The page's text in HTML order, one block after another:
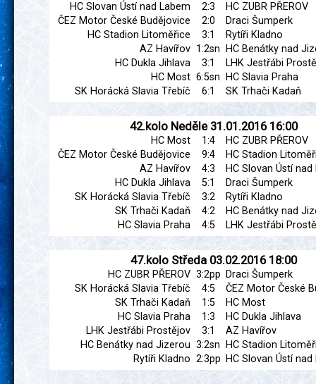
HC Slovan Ústí nad Labem 2:3
HC ZUBR PŘEROV
ČEZ Motor České Budějovice
2:0
Draci Šumperk
HC Stadion Litoměřice
3:1
Rytíři Kladno
AZ Havířov 1:2sn
HC Benátky nad
HC Dukla Jihlava
3:1
LHK Jestřábi
HC Most 6:5sn
HC Slavia Praha
SK Horácká Slavia Třebíč
6:1 SK Trhači Kadaň
42.kolo Neděle 31.01.2016 16:00
HC Most 1:4
HC ZUBR PŘEROV
ČEZ Motor České Budějovice
9:4
HC Stadion
AZ Havířov
4:3
HC Slovan Ústí nad
HC Dukla Jihlava
5:1
Draci Šumperk
SK Horácká Slavia Třebíč
3:2
Rytíři Kladno
SK Trhači Kadaň
4:2
HC Benátky nad
HC Slavia Praha
4:5 LHK Jestřábi
47.kolo Středa 03.02.2016 18:00
HC ZUBR PŘEROV 3:2pp Draci Šumperk
SK Horácká Slavia Třebíč
4:5
ČEZ Motor České
SK Trhači Kadaň
1:5
HC Most
HC Slavia Praha
1:3
HC Dukla Jihlava
LHK Jestřábi Prostějov
3:1
AZ Havířov
HC Benátky nad Jizerou 3:2sn
HC Stadion
Rytíři Kladno 2:3pp HC Slovan Ústí nad